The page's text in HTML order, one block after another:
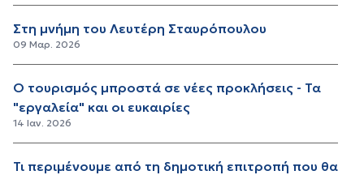
Στη μνήμη του Λευτέρη Σταυρόπουλου
09 Μαρ. 2026
Ο τουρισμός μπροστά σε νέες προκλήσεις - Τα
"εργαλεία" και οι ευκαιρίες
14 Ιαν. 2026
Τι περιμένουμε από τη δημοτική επιτροπή που θα